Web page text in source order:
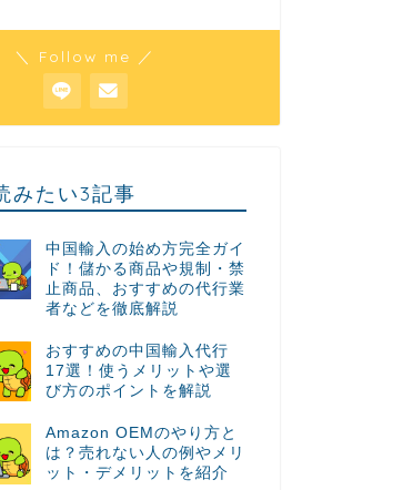
＼ Follow me ／
みたい3記事
中国輸入の始め方完全ガイ
ド！儲かる商品や規制・禁
止商品、おすすめの代行業
者などを徹底解説
おすすめの中国輸入代行
17選！使うメリットや選
び方のポイントを解説
Amazon OEMのやり方と
は？売れない人の例やメリ
ット・デメリットを紹介